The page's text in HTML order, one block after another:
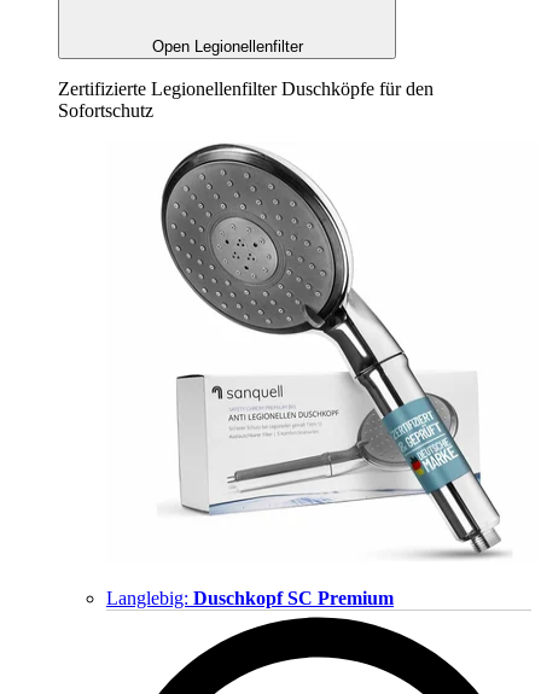
Open Legionellenfilter
Zertifizierte Legionellenfilter Duschköpfe für den
Sofortschutz
Langlebig: Duschkopf SC Premium